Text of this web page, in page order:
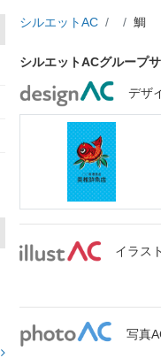
シルエットAC 鯛
シルエットACグループ
デザ
イラス
写真